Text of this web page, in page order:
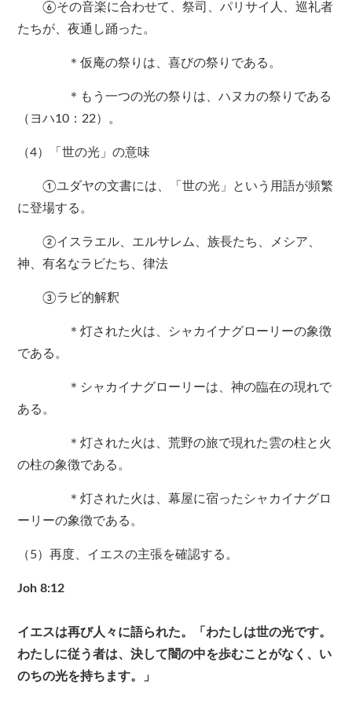
⑥その音楽に合わせて、祭司、パリサイ人、巡礼者
たちが、夜通し踊った。
＊仮庵の祭りは、喜びの祭りである。
＊もう一つの光の祭りは、ハヌカの祭りである
（ヨハ10：22）。
（4）「世の光」の意味
①ユダヤの文書には、「世の光」という用語が頻繁
に登場する。
②イスラエル、エルサレム、族長たち、メシア、
神、有名なラビたち、律法
③ラビ的解釈
＊灯された火は、シャカイナグローリーの象徴
である。
＊シャカイナグローリーは、神の臨在の現れで
ある。
＊灯された火は、荒野の旅で現れた雲の柱と火
の柱の象徴である。
＊灯された火は、幕屋に宿ったシャカイナグロ
ーリーの象徴である。
（5）再度、イエスの主張を確認する。
Joh 8:12
イエスは再び人々に語られた。「わたしは世の光です。
わたしに従う者は、決して闇の中を歩むことがなく、い
のちの光を持ちます。」